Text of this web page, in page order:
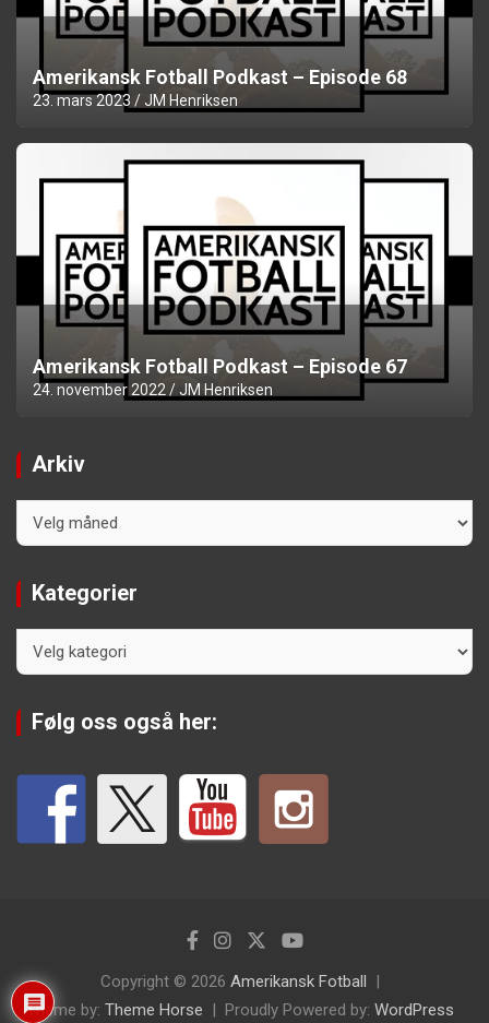
Amerikansk Fotball Podkast – Episode 68
23. mars 2023 JM Henriksen
Amerikansk Fotball Podkast – Episode 67
24. november 2022 JM Henriksen
Arkiv
Kategorier
Følg oss også her:
Copyright © 2026 Amerikansk Fotball
Theme by: Theme Horse Proudly Powered by: WordPress